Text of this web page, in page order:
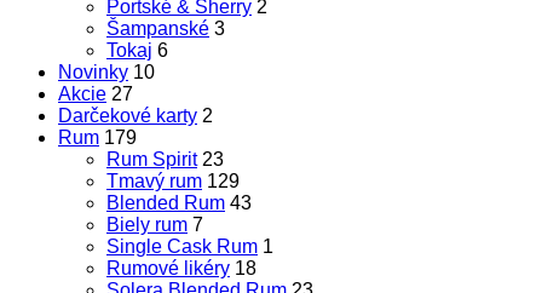
Portské & Sherry 2
Šampanské 3
Tokaj 6
Novinky 10
Akcie 27
Darčekové karty 2
Rum 179
Rum Spirit 23
Tmavý rum 129
Blended Rum 43
Biely rum 7
Single Cask Rum 1
Rumové likéry 18